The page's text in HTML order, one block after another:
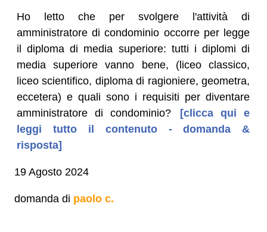
Ho letto che per svolgere l'attività di
amministratore di condominio occorre per legge
il diploma di media superiore: tutti i diplomi di
media superiore vanno bene, (liceo classico,
liceo scientifico, diploma di ragioniere, geometra,
eccetera) e quali sono i requisiti per diventare
amministratore di condominio?
[clicca qui e
leggi tutto il contenuto - domanda &
risposta]
19 Agosto 2024
domanda di paolo c.